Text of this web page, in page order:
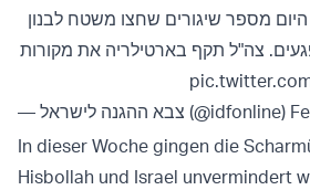
היום מספר שיגורים שחצו משטח לבנון
צה"ל תקף בארטילריה את מקורות
— צבא ההגנה לישראל (@idfonline)
In dieser Woche gingen die
Hisbollah und Israel unvermindert